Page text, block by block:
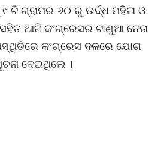
ଟି ଗ୍ରାମର ୬୦ ରୁ ଉର୍ଦ୍ଧ ମହିଳା ଓ
ଆଜି କଂଗ୍ରେସର ଟାଣୁଆ ନେତା
କଂଗ୍ରେସ ଦଳରେ ଯୋଗ
ଦେଇଥିଲେ ।